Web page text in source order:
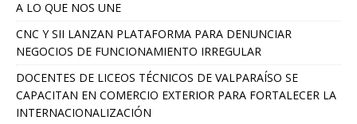
A LO QUE NOS UNE
CNC Y SII LANZAN PLATAFORMA PARA DENUNCIAR
NEGOCIOS DE FUNCIONAMIENTO IRREGULAR
DOCENTES DE LICEOS TÉCNICOS DE VALPARAÍSO SE
CAPACITAN EN COMERCIO EXTERIOR PARA FORTALECER LA
INTERNACIONALIZACIÓN